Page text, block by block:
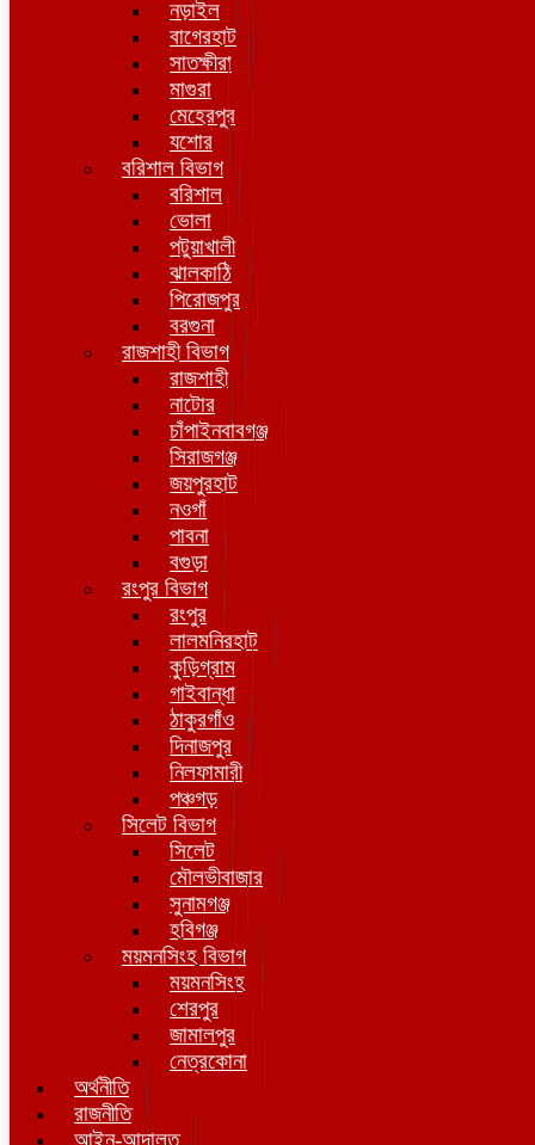
নড়াইল
বাগেরহাট
সাতক্ষীরা
মাগুরা
মেহেরপুর
যশোর
বরিশাল বিভাগ
বরিশাল
ভোলা
পটুয়াখালী
ঝালকাঠি
পিরোজপুর
বরগুনা
রাজশাহী বিভাগ
রাজশাহী
নাটোর
চাঁপাইনবাবগঞ্জ
সিরাজগঞ্জ
জয়পুরহাট
নওগাঁ
পাবনা
বগুড়া
রংপুর বিভাগ
রংপুর
লালমনিরহাট
কুড়িগ্রাম
গাইবান্ধা
ঠাকুরগাঁও
দিনাজপুর
নিলফামারী
পঞ্চগড়
সিলেট বিভাগ
সিলেট
মৌলভীবাজার
সুনামগঞ্জ
হবিগঞ্জ
ময়মনসিংহ বিভাগ
ময়মনসিংহ
শেরপুর
জামালপুর
নেত্রকোনা
অর্থনীতি
রাজনীতি
আইন-আদালত